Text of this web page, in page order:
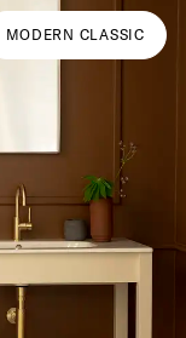
MODERN CLASSIC